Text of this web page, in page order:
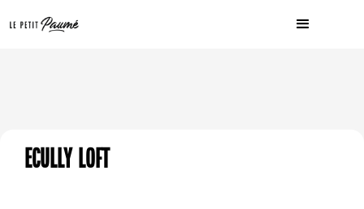
Ecully Loft